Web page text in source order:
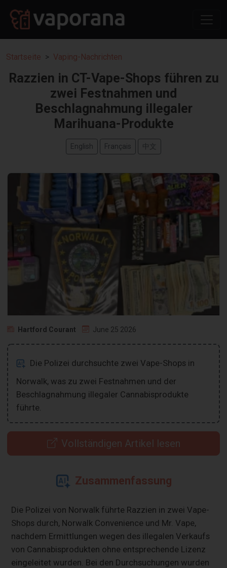
Startseite Vaping-Nachrichten
Razzien in CT-Vape-Shops führen zu
zwei Festnahmen und
Beschlagnahmung illegaler
Marihuana-Produkte
English Français 中文
Hartford Courant June 25 2026
Die Polizei durchsuchte zwei Vape-Shops in
Norwalk, was zu zwei Festnahmen und der
Beschlagnahmung illegaler Cannabisprodukte
führte.
Vollständigen Artikel lesen
Zusammenfassung
Die Polizei von Norwalk führte Razzien in zwei Vape-
Shops durch, Norwalk Convenience und Mr. Vape,
nachdem Ermittlungen wegen des illegalen Verkaufs
von Cannabisprodukten ohne entsprechende Lizenz
eingeleitet wurden. Bei den Durchsuchungen wurden